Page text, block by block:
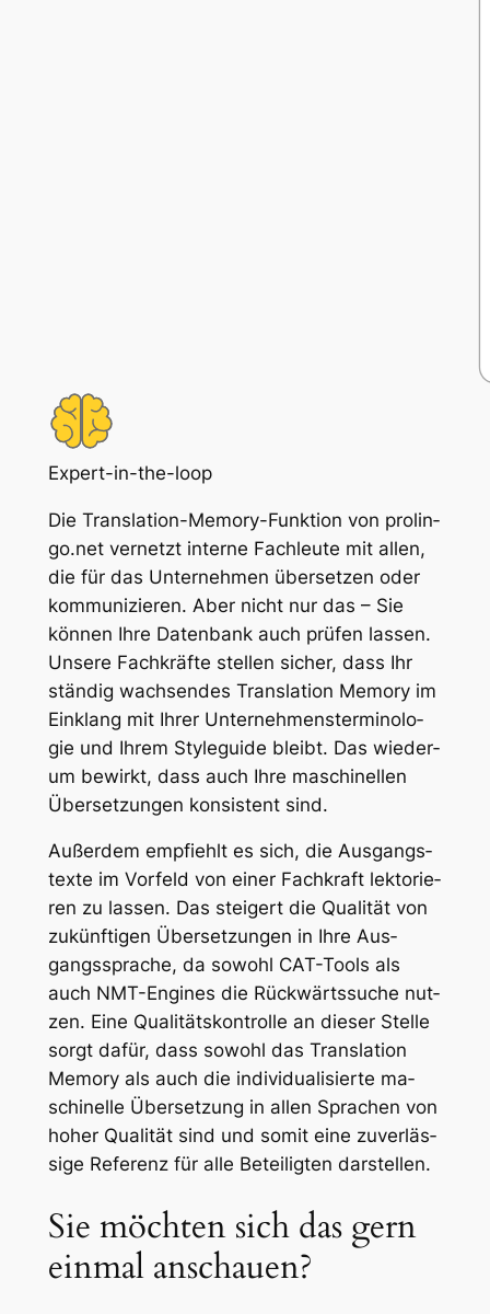
Expert-in-the-loop
Die Trans­la­ti­on-Me­mo­ry-Funk­ti­on von pro­lin­
go.net ver­netzt in­ter­ne Fach­leu­te mit al­len,
die für das Un­ter­neh­men über­set­zen oder
kom­mu­ni­zie­ren. Aber nicht nur das – Sie
kön­nen Ih­re Da­ten­bank auch prü­fen las­sen.
Un­se­re Fach­kräf­te stel­len si­cher, dass Ihr
stän­dig wach­sen­des Trans­la­ti­on Me­mo­ry im
Ein­klang mit Ih­rer Un­ter­neh­mens­ter­mi­no­lo­
gie und Ih­rem Sty­le­gui­de bleibt. Das wie­der­
um be­wirkt, dass auch Ih­re ma­schi­nel­len
Über­set­zun­gen kon­sis­tent sind.
Au­ßer­dem emp­fiehlt es sich, die Aus­gangs­
tex­te im Vor­feld von ei­ner Fach­kraft lek­t­o­rie­
ren zu las­sen. Das stei­gert die Qua­li­tät von
zu­künf­ti­gen Über­set­zun­gen in Ih­re Aus­
gangs­spra­che, da so­wohl CAT-Tools als
auch NMT-En­gi­nes die Rück­wärts­su­che nut­
zen. Ei­ne Qua­li­täts­kon­trol­le an die­ser Stel­le
sorgt da­für, dass so­wohl das Trans­la­ti­on
Me­mo­ry als auch die in­di­vi­dua­li­sier­te ma­
schi­nel­le Über­set­zung in al­len Spra­chen von
ho­her Qua­li­tät sind und so­mit ei­ne zu­ver­läs­
si­ge Re­fe­renz für al­le Be­tei­lig­ten dar­stel­len.
Sie möchten sich das gern
einmal anschauen?